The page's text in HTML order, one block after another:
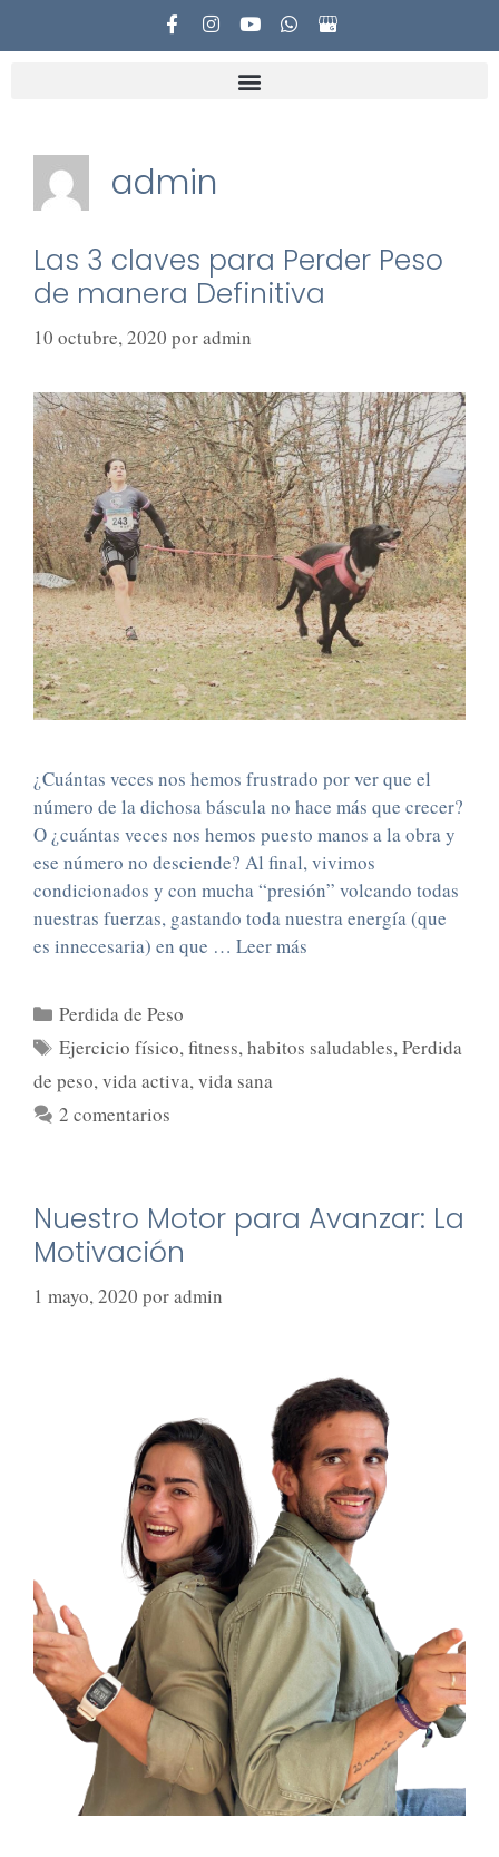
admin
Las 3 claves para Perder Peso
de manera Definitiva
10 octubre, 2020 poradmin
¿Cuántas veces nos hemos frustrado por ver que el
número de la dichosa báscula no hace más que crecer?
O ¿cuántas veces nos hemos puesto manos a la obra y
ese número no desciende? Al final, vivimos
condicionados y con mucha “presión” volcando todas
nuestras fuerzas, gastando toda nuestra energía (que
es innecesaria) en que … Leer más
Perdida de Peso
Ejercicio físico,fitness,habitos saludables,Perdida
de peso,vida activa,vida sana
2 comentarios
Nuestro Motor para Avanzar: La
Motivación
1 mayo, 2020 poradmin